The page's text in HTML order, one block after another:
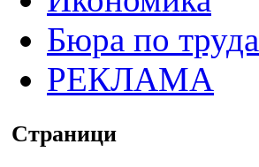
Бюра по труда
РЕКЛАМА
Страници